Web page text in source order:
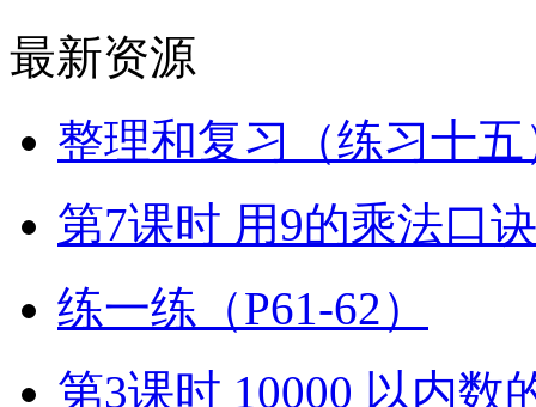
最新资源
整理和复习（练习十五
第7课时 用9的乘法口
练一练（P61-62）
第3课时 10000 以内数